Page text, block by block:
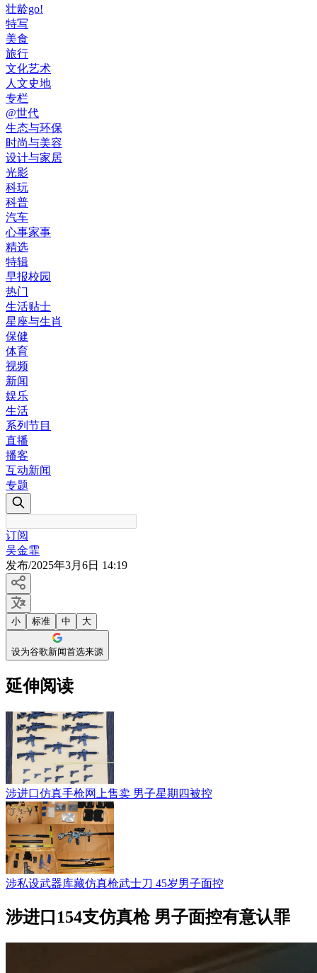
壮龄go!
特写
美食
旅行
文化艺术
人文史地
专栏
@世代
生态与环保
时尚与美容
设计与家居
光影
科玩
科普
汽车
心事家事
精选
特辑
早报校园
热门
生活贴士
星座与生肖
保健
体育
视频
新闻
娱乐
生活
系列节目
直播
播客
互动新闻
专题
订阅
吴金霏
发布/2025年3月6日 14:19
小 标准 中 大
设为谷歌新闻首选来源
延伸阅读
涉进口仿真手枪网上售卖 男子星期四被控
涉私设武器库藏仿真枪武士刀 45岁男子面控
涉进口154支仿真枪 男子面控有意认罪